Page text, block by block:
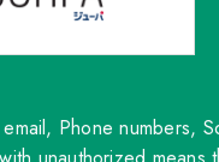
Phone numbers,